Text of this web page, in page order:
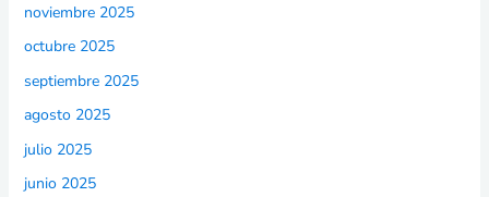
noviembre 2025
octubre 2025
septiembre 2025
agosto 2025
julio 2025
junio 2025